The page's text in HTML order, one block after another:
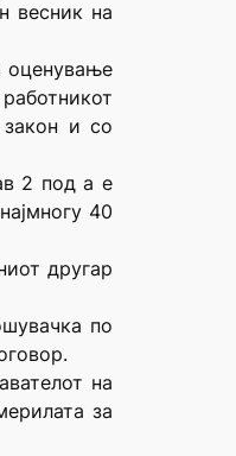
весник на
оценување
и со
2 под а е
40
другар
по
на
за